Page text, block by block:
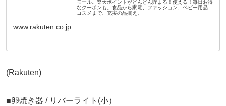
モール。楽天ポイントがどんどん貯まる！使える！毎日お得
なクーポンも。食品から家電、ファッション、ベビー用品、
コスメまで、充実の品揃え。
www.rakuten.co.jp
(Rakuten)
■卵焼き器 / リバーライト(小）